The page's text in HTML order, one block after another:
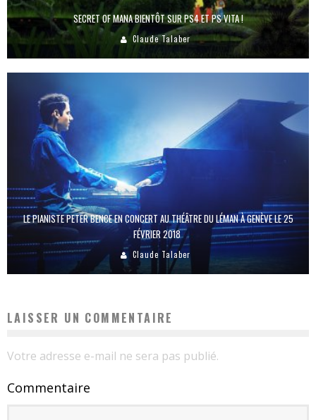
SECRET OF MANA BIENTÔT SUR PS4 ET PS VITA !
Claude Talaber
LE PIANISTE PETER BENCE EN CONCERT AU THÉÂTRE DU LÉMAN À GENÈVE LE 25
FÉVRIER 2018
Claude Talaber
LAISSER UN COMMENTAIRE
Votre adresse e-mail ne sera pas publié.
Commentaire